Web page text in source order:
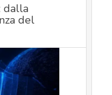
dalla
del